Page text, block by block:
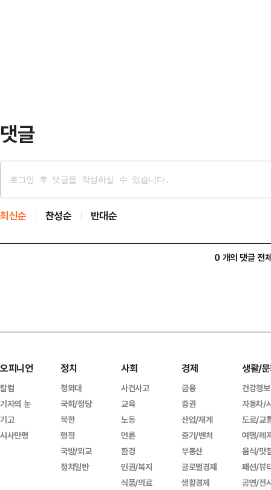
댓글
최신순 찬성순 반대순
0 개의 댓글 전
오피니언
칼럼
기자의 눈
기고
시사만평
정치
청와대
국회/정당
북한
행정
국방/외교
정치일반
사회
사건사고
교육
노동
언론
환경
인권/복지
식품/의료
경제
금융
증권
산업/재계
중기/벤처
부동산
글로벌경제
생활경제
생활/
건강정보
자동차/
도로/교
여행/레
음식/맛
패션/뷰
공연/전